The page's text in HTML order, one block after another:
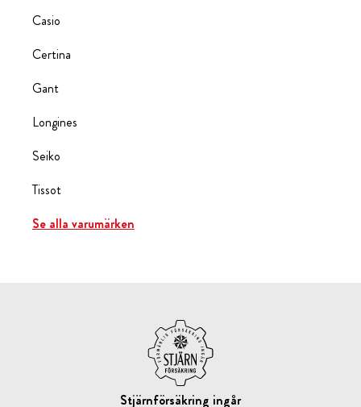
Casio
Certina
Gant
Longines
Seiko
Tissot
Se alla varumärken
Stjärnförsäkring ingår